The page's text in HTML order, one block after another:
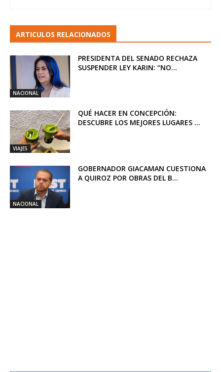
ARTICULOS RELACIONADOS
NACIONAL
PRESIDENTA DEL SENADO RECHAZA
SUSPENDER LEY KARIN: “NO...
VIAJES
QUÉ HACER EN CONCEPCIÓN:
DESCUBRE LOS MEJORES LUGARES ...
NACIONAL
GOBERNADOR GIACAMAN CUESTIONA
A QUIROZ POR OBRAS DEL B...